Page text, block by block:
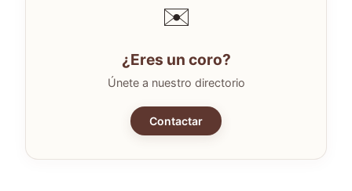
✉️
¿Eres un coro?
Únete a nuestro directorio
Contactar